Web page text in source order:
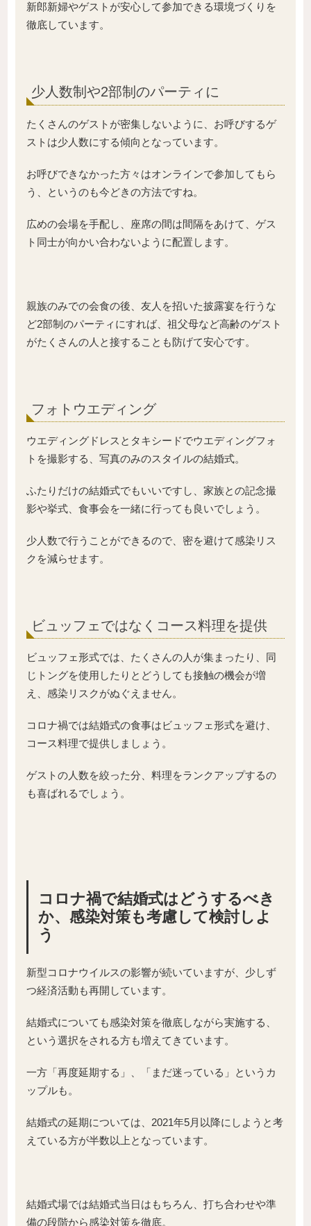
新郎新婦やゲストが安心して参加できる環境づくりを
徹底しています。
少人数制や2部制のパーティに
たくさんのゲストが密集しないように、お呼びするゲ
ストは少人数にする傾向となっています。
お呼びできなかった方々はオンラインで参加してもら
う、というのも今どきの方法ですね。
広めの会場を手配し、座席の間は間隔をあけて、ゲス
ト同士が向かい合わないように配置します。
親族のみでの会食の後、友人を招いた披露宴を行うな
ど2部制のパーティにすれば、祖父母など高齢のゲスト
がたくさんの人と接することも防げて安心です。
フォトウエディング
ウエディングドレスとタキシードでウエディングフォ
トを撮影する、写真のみのスタイルの結婚式。
ふたりだけの結婚式でもいいですし、家族との記念撮
影や挙式、食事会を一緒に行っても良いでしょう。
少人数で行うことができるので、密を避けて感染リス
クを減らせます。
ビュッフェではなくコース料理を提供
ビュッフェ形式では、たくさんの人が集まったり、同
じトングを使用したりとどうしても接触の機会が増
え、感染リスクがぬぐえません。
コロナ禍では結婚式の食事はビュッフェ形式を避け、
コース料理で提供しましょう。
ゲストの人数を絞った分、料理をランクアップするの
も喜ばれるでしょう。
コロナ禍で結婚式はどうするべき
か、感染対策も考慮して検討しよ
う
新型コロナウイルスの影響が続いていますが、少しず
つ経済活動も再開しています。
結婚式についても感染対策を徹底しながら実施する、
という選択をされる方も増えてきています。
一方「再度延期する」、「まだ迷っている」というカ
ップルも。
結婚式の延期については、2021年5月以降にしようと考
えている方が半数以上となっています。
結婚式場では結婚式当日はもちろん、打ち合わせや準
備の段階から感染対策を徹底。